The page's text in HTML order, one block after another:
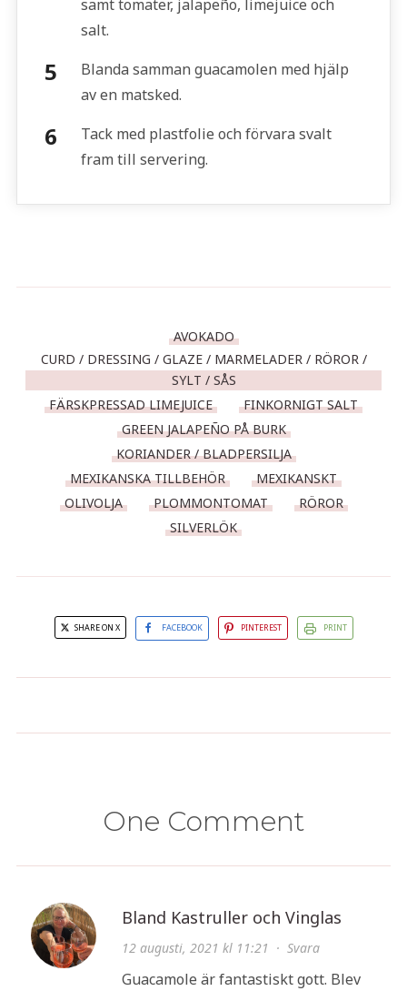
samt tomater, jalapeño, limejuice och
salt.
Blanda samman guacamolen med hjälp
av en matsked.
Tack med plastfolie och förvara svalt
fram till servering.
AVOKADO
CURD / DRESSING / GLAZE / MARMELADER / RÖROR /
SYLT / SÅS
FÄRSKPRESSAD LIMEJUICE
FINKORNIGT SALT
GREEN JALAPEÑO PÅ BURK
KORIANDER / BLADPERSILJA
MEXIKANSKA TILLBEHÖR
MEXIKANSKT
OLIVOLJA
PLOMMONTOMAT
RÖROR
SILVERLÖK
SHARE ON X FACEBOOK PINTEREST PRINT
One Comment
Bland Kastruller och Vinglas
12 augusti, 2021 kl 11:21 · Svara
Guacamole är fantastiskt gott. Blev